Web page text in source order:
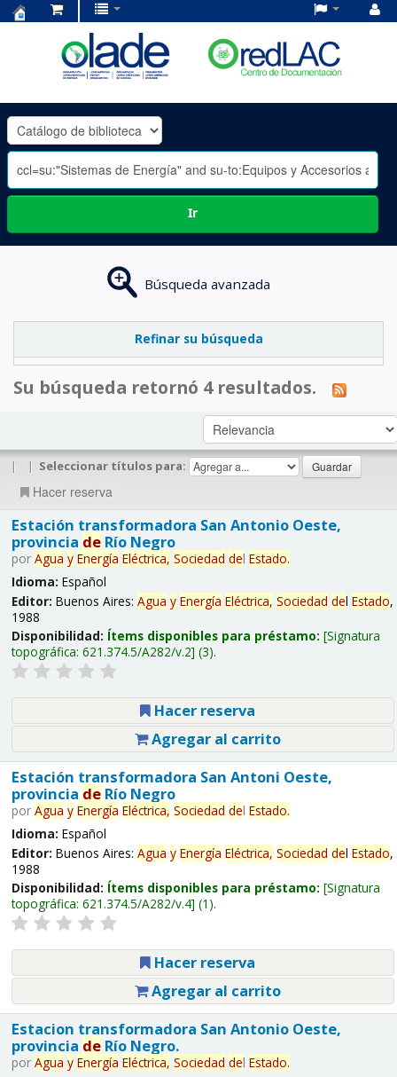
OLADE
-
Ir
Búsqueda avanzada
Refinar su búsqueda
Su búsqueda retornó 4 resultados.
| | Seleccionar títulos para:
Hacer reserva
Estación transformadora San Antonio Oeste,
provincia deRío Negro
por Agua y Energía Eléctrica, Sociedad del Estado.
Idioma: Español
Editor: Buenos Aires: Agua y Energía Eléctrica, Sociedad del Estado,
1988
Disponibilidad: Ítems disponibles para préstamo: Signatura
topográfica: 621.374.5/A282/v.2 (3).
Hacer reserva
Agregar al carrito
Estación transformadora San Antoni Oeste,
provincia deRío Negro
por Agua y Energía Eléctrica, Sociedad del Estado.
Idioma: Español
Editor: Buenos Aires: Agua y Energía Eléctrica, Sociedad del Estado,
1988
Disponibilidad: Ítems disponibles para préstamo: Signatura
topográfica: 621.374.5/A282/v.4 (1).
Hacer reserva
Agregar al carrito
Estacion transformadora San Antonio Oeste,
provincia deRío Negro.
por Agua y Energía Eléctrica, Sociedad del Estado.